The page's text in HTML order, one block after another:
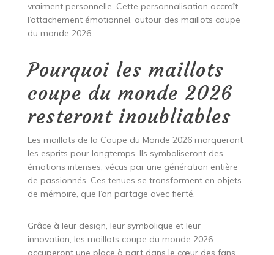
vraiment personnelle. Cette personnalisation accroît
l’attachement émotionnel, autour des maillots coupe
du monde 2026.
Pourquoi les maillots
coupe du monde 2026
resteront inoubliables
Les maillots de la Coupe du Monde 2026 marqueront
les esprits pour longtemps. Ils symboliseront des
émotions intenses, vécus par une génération entière
de passionnés. Ces tenues se transforment en objets
de mémoire, que l’on partage avec fierté.
Grâce à leur design, leur symbolique et leur
innovation, les maillots coupe du monde 2026
occuperont une place à part dans le cœur des fans.